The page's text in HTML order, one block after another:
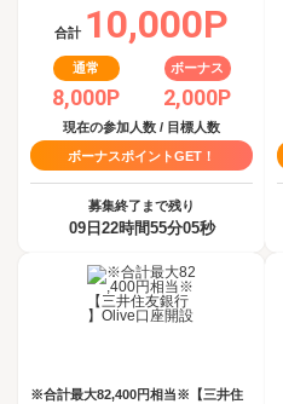
合計 10,000P
通常
8,000P
ボーナス
2,000P
現在の参加人数 / 目標人数
ボーナスポイントGET！
募集終了まで残り
09日22時間55分04秒
※合計最大82,400円相当※【三井住